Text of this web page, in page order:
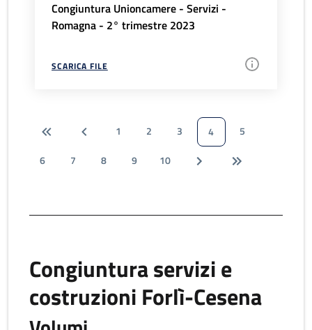
Congiuntura Unioncamere - Servizi -
Romagna - 2° trimestre 2023
SCARICA FILE
1 2 3 4
5
6
7 8 9 10
Congiuntura servizi e
costruzioni Forlì-Cesena